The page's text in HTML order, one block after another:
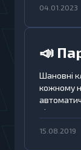
понад
04.01.2023
📣
Шановні
кожному
відсоток
успішно
15.08.2019